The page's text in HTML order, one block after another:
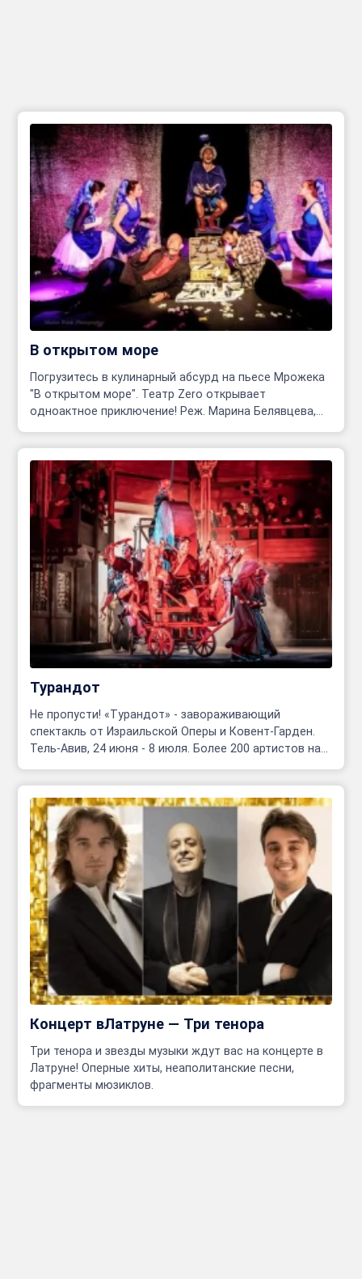
В открытом море
Погрузитесь в кулинарный абсурд на пьесе Мрожека
"В открытом море". Театр Zero открывает
одноактное приключение! Реж. Марина Белявцева,
Турандот
Не пропусти! «Турандот» - завораживающий
спектакль от Израильской Оперы и Ковент-Гарден.
Тель-Авив, 24 июня - 8 июля. Более 200 артистов на
Концерт вЛатруне — Три тенора
Три тенора и звезды музыки ждут вас на концерте в
Латруне! Оперные хиты, неаполитанские песни,
фрагменты мюзиклов.